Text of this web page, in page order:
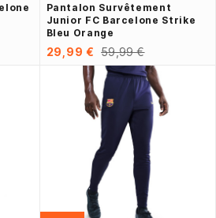
Pantalon Survêtement
Junior FC Barcelone Strike
Bleu Orange
29,99 € 59,99 €